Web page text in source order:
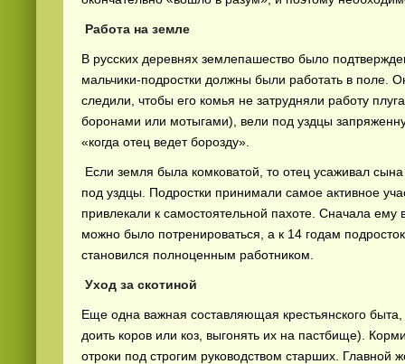
Работа на земле
В русских деревнях землепашество было
мальчики-подростки должны были работать в поле.
следили, чтобы его комья не затрудняли работу
боронами или мотыгами), вели под уздцы
«когда отец ведет борозду».
Если земля была комковатой, то отец усаживал
под уздцы. Подростки принимали самое активное
привлекали к самостоятельной пахоте. Сначала
можно было потренироваться, а к 14 годам
становился полноценным работником.
Уход за скотиной
Еще одна важная составляющая крестьянского
доить коров или коз, выгонять их на пастбище).
отроки под строгим руководством старших. Главной